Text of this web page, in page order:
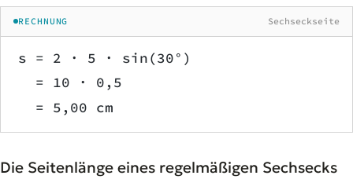
RECHNUNG Sechseckseite
s = 2 · 5 · sin(30°)
  = 10 · 0,5
  = 5,00 cm
Die Seitenlänge eines regelmäßigen Sechsecks